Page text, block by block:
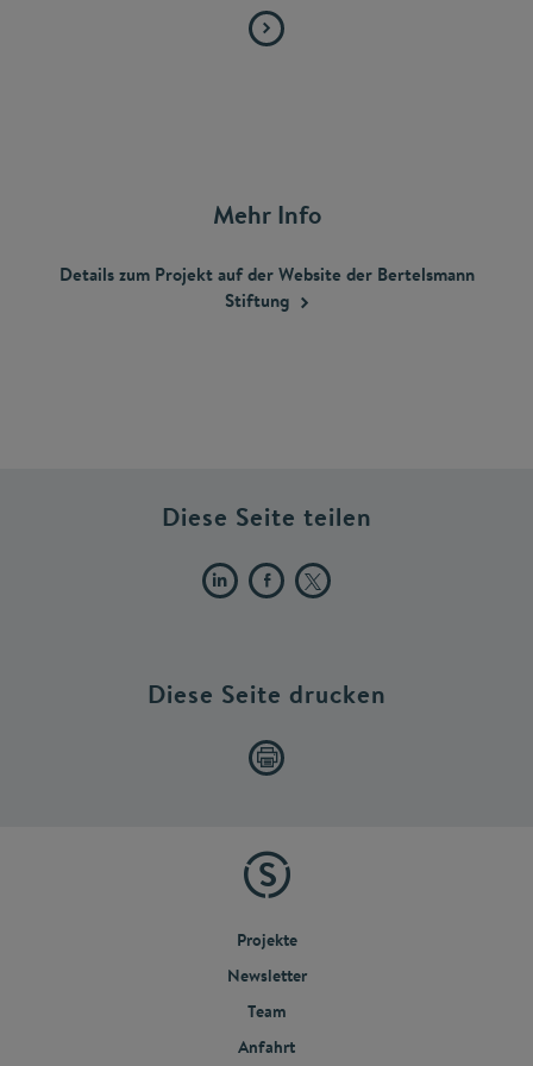
Mehr Info
Details zum Projekt auf der Website der Bertelsmann
Stiftung
Diese Seite teilen
Diese Seite drucken
Projekte
Newsletter
Team
Anfahrt